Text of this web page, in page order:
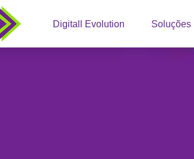
Digitall Evolution Soluções